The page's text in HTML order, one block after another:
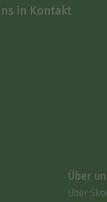
in Kontakt
Über
Über